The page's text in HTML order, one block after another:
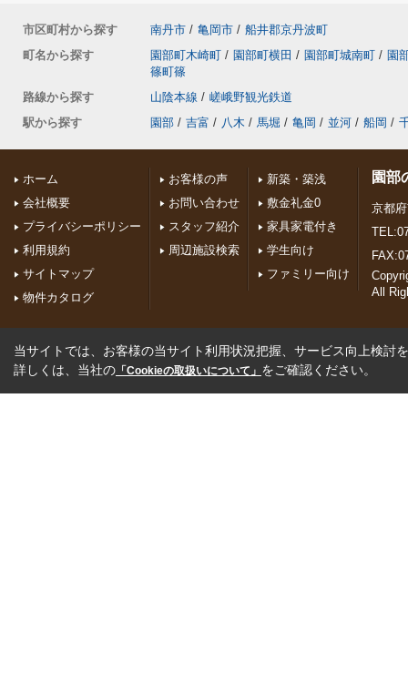
市区町村から探す 南丹市 / 亀岡市 / 船井郡京丹波町
町名から探す
園部町木崎町 / 園部町横田 / 園部町城南町 / 園
篠町篠
路線から探す
山陰本線 / 嵯峨野観光鉄道
駅から探す
園部 / 吉富 / 八木 / 馬堀 / 亀岡 / 並河 / 船岡 /
ホーム
会社概要
プライバシーポリシー
利用規約
サイトマップ
物件カタログ
お客様の声
お問い合わせ
スタッフ紹介
周辺施設検索
新築・築浅
敷金礼金0
家具家電付き
学生向け
ファミリー向け
園部
京都
All
当サイトでは、お客様の当サイト利用状況把握、サービス向上検討
詳しくは、当社の 「Cookieの取扱いについて」 をご確認ください。